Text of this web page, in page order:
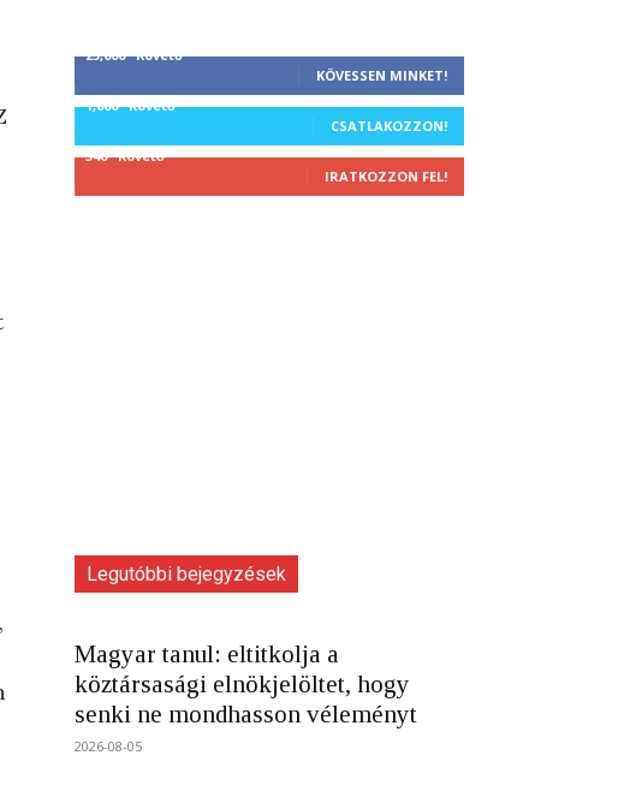
25,000 Követő
KÖVESSEN MINKET!
1,000 Követő
CSATLAKOZZON!
340 Követő
IRATKOZZON FEL!
Legutóbbi bejegyzések
Magyar tanul: eltitkolja a
köztársasági elnökjelöltet, hogy
senki ne mondhasson véleményt
2026-08-05